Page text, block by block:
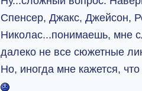
Спенсер, Джакс, Джейсон,
Николас...понимаешь, мне
далеко не все сюжетные
Но, иногда мне кажется,